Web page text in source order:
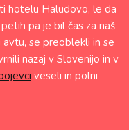
hotelu Haludovo, le da
pa je bil čas za naš
se preoblekli in se
nazaj v Slovenijo in v
veseli in polni